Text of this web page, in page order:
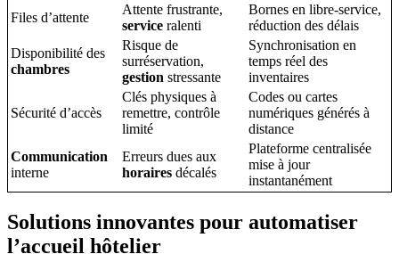
Files d’attente
Attente frustrante,
service ralenti
Bornes en libre-service,
réduction des délais
Disponibilité des
chambres
Risque de
surréservation,
gestion stressante
Synchronisation en
temps réel des
inventaires
Sécurité d’accès
Clés physiques à
remettre, contrôle
limité
Codes ou cartes
numériques générés à
distance
Communication
interne
Erreurs dues aux
horaires décalés
Plateforme centralisée
mise à jour
instantanément
Solutions innovantes pour automatiser
l’accueil hôtelier